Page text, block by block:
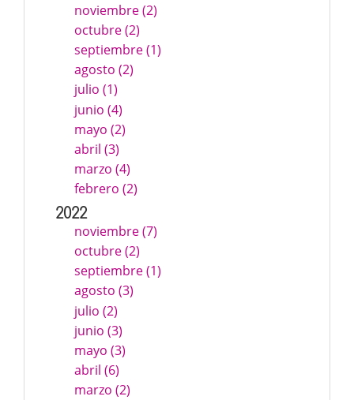
noviembre (2)
octubre (2)
septiembre (1)
agosto (2)
julio (1)
junio (4)
mayo (2)
abril (3)
marzo (4)
febrero (2)
2022
noviembre (7)
octubre (2)
septiembre (1)
agosto (3)
julio (2)
junio (3)
mayo (3)
abril (6)
marzo (2)